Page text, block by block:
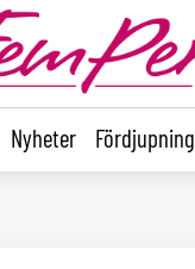
Nyheter Fördjupning